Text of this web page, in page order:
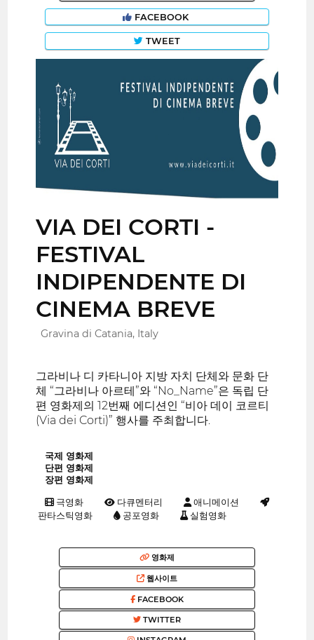
FACEBOOK
TWEET
VIA DEI CORTI -
FESTIVAL
INDIPENDENTE DI
CINEMA BREVE
Gravina di Catania, Italy
그라비나 디 카타니아 지방 자치 단체와 문화 단
체 “그라비나 아르테”와 “No_Name”은 독립 단
편 영화제의 12번째 에디션인 “비아 데이 코르티
(Via dei Corti)” 행사를 주최합니다.
국제 영화제
단편 영화제
장편 영화제
극영화 다큐멘터리
애니메이션
판타스틱영화
공포영화 실험영화
영화제
웹사이트
FACEBOOK
TWITTER